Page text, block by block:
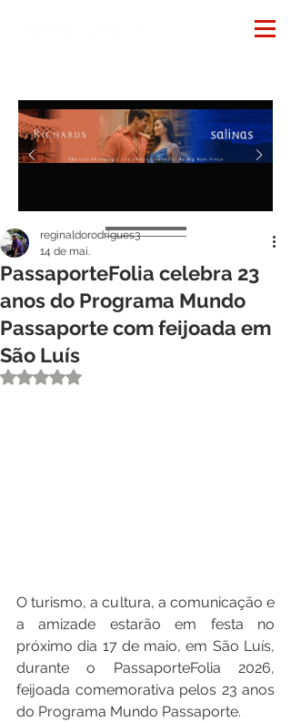
PassaporteFolia celebra 23
anos do Programa Mundo
Passaporte com feijoada em
São Luís
reginaldorodrigues3
14 de mai.
Avaliado com NaN de 5 estrelas.
O turismo, a cultura, a comunicação e
a amizade estarão em festa no
próximo dia 17 de maio, em São Luís,
durante o PassaporteFolia 2026,
feijoada comemorativa pelos 23 anos
do Programa Mundo Passaporte.